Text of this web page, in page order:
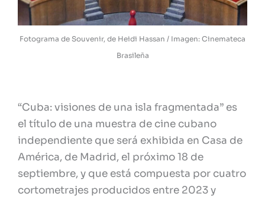
Fotograma de Souvenir, de Heidi Hassan / Imagen: Cinemateca
Brasileña
“Cuba: visiones de una isla fragmentada” es
el título de una muestra de cine cubano
independiente que será exhibida en Casa de
América, de Madrid, el próximo 18 de
septiembre, y que está compuesta por cuatro
cortometrajes producidos entre 2023 y